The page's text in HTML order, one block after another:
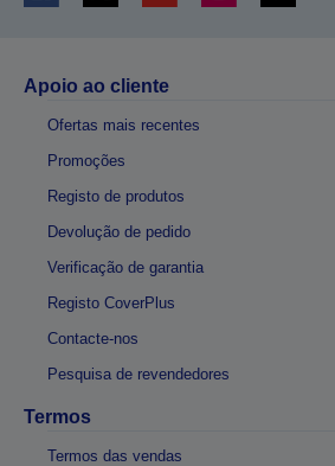
Apoio ao cliente
Ofertas mais recentes
Promoções
Registo de produtos
Devolução de pedido
Verificação de garantia
Registo CoverPlus
Contacte-nos
Pesquisa de revendedores
Termos
Termos das vendas